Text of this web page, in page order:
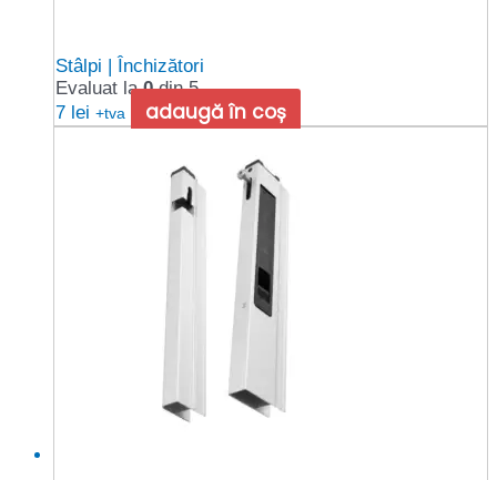
Stâlpi | Închizători
Evaluat la0din 5
7 lei +tva adaugă în coș